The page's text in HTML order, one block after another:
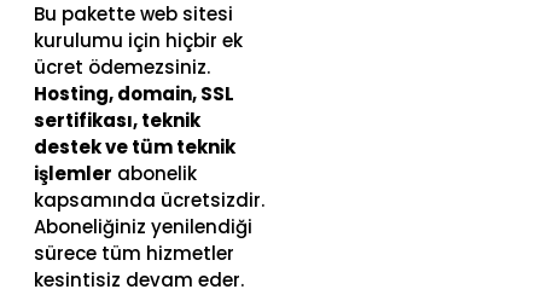
Bu pakette web sitesi
kurulumu için hiçbir ek
ücret ödemezsiniz.
Hosting, domain, SSL
sertifikası, teknik
destek ve tüm teknik
işlemler abonelik
kapsamında ücretsizdir.
Aboneliğiniz yenilendiği
sürece tüm hizmetler
kesintisiz devam eder.